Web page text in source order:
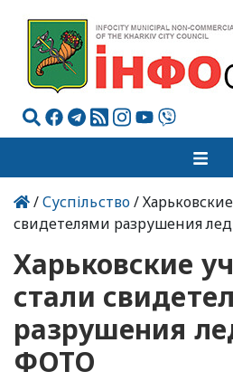
/Суспільство/
свидетелями разрушения
Харьковские
стали
разрушения
ФОТО